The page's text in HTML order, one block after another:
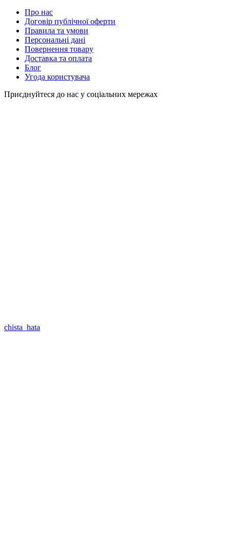
Про нас
Договір публічної оферти
Правила та умови
Персональні дані
Повернення товару
Доставка та оплата
Блог
Угода користувача
Приєднуйтеся до нас у соціальних мережах
chista_hata